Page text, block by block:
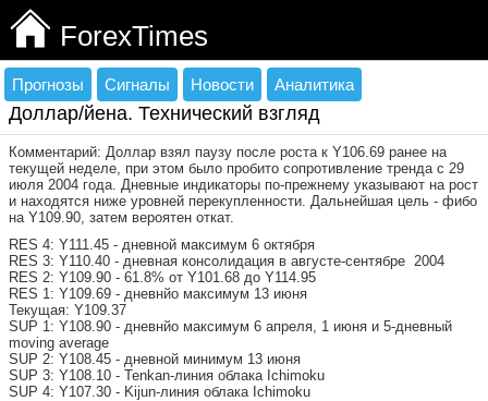
ForexTimes
Прогнозы Сигналы Новости Аналитика
Доллар/йена. Технический взгляд
Комментарий: Доллар взял паузу после роста к Y106.69 ранее на
текущей неделе, при этом было пробито сопротивление тренда с 29
июля 2004 года. Дневные индикаторы по-прежнему указывают на рост
и находятся ниже уровней перекупленности. Дальнейшая цель - фибо
на Y109.90, затем вероятен откат.
RES 4: Y111.45 - дневной максимум 6 октября
RES 3: Y110.40 - дневная консолидация в августе-сентябре 2004
RES 2: Y109.90 - 61.8% от Y101.68 до Y114.95
RES 1: Y109.69 - дневнйо максимум 13 июня
Текущая: Y109.37
SUP 1: Y108.90 - дневнйо максимум 6 апреля, 1 июня и 5-дневный
moving average
SUP 2: Y108.45 - дневной минимум 13 июня
SUP 3: Y108.10 - Tenkan-линия облака Ichimoku
SUP 4: Y107.30 - Kijun-линия облака Ichimoku